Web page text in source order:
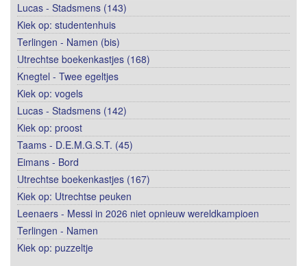
Lucas - Stadsmens (143)
Kiek op: studentenhuis
Terlingen - Namen (bis)
Utrechtse boekenkastjes (168)
Knegtel - Twee egeltjes
Kiek op: vogels
Lucas - Stadsmens (142)
Kiek op: proost
Taams - D.E.M.G.S.T. (45)
Eimans - Bord
Utrechtse boekenkastjes (167)
Kiek op: Utrechtse peuken
Leenaers - Messi in 2026 niet opnieuw wereldkampioen
Terlingen - Namen
Kiek op: puzzeltje